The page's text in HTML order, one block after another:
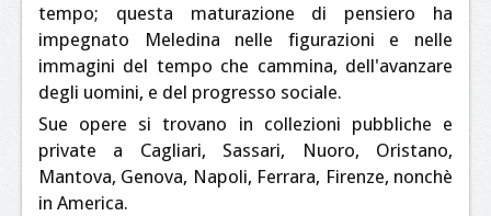
tempo; questa maturazione di pensiero ha
impegnato Meledina nelle figurazioni e nelle
immagini del tempo che cammina, dell'avanzare
degli uomini, e del progresso sociale.
Sue opere si trovano in collezioni pubbliche e
private a Cagliari, Sassari, Nuoro, Oristano,
Mantova, Genova, Napoli, Ferrara, Firenze, nonchè
in America.